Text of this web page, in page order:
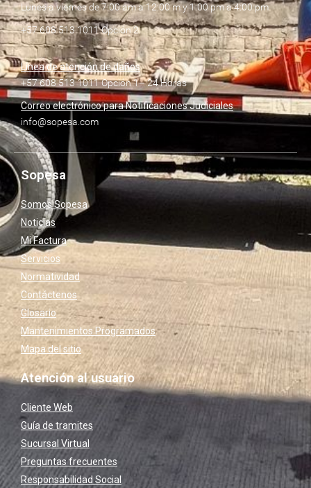
Lunes a viernes de 7:00 am a 12:00 m y 1:00 pm a 4:00 pm
+57 608 513 1011 Opción 2
Línea de atención de daños
+57 608 513 1011 Opción 1– 24 Horas
Correo electrónico para Notificaciones Judiciales
info@sopesa.com
Sopesa
Somos Sopesa
Noticias
Mi Factura
Servicios
Normatividad
Contáctenos
Glosario
Mantenimientos Programados
Mapa del sitio
Atención al usuario
Cliente Web
Guía de tramites
Sucursal Virtual
Preguntas frecuentes
Responsabilidad Social